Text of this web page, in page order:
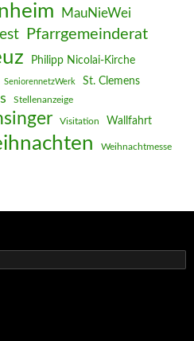
MauNieWei
Pfarrgemeinderat
Philipp Nicolai-Kirche
SeniorennetzWerk St. Clemens
Stellenanzeige
Visitation Wallfahrt
Weihnachtmesse